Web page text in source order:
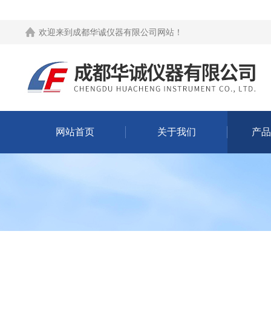
欢迎来到 成都华诚仪器有限公司网站 ！
网站首页 关于我们 产